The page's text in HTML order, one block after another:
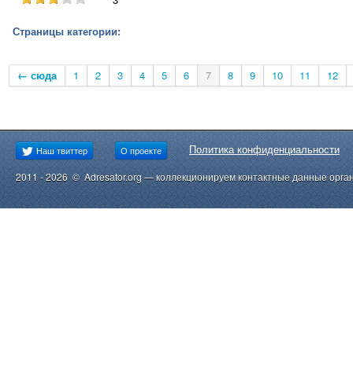
Страницы категории:
← сюда 1 2 3 4 5 6 7 8 9 10 11 12
Наш твиттер О проекте Политика конфиденциальности
2011 - 2026 © Adresator.org — коллекционируем контактные данные